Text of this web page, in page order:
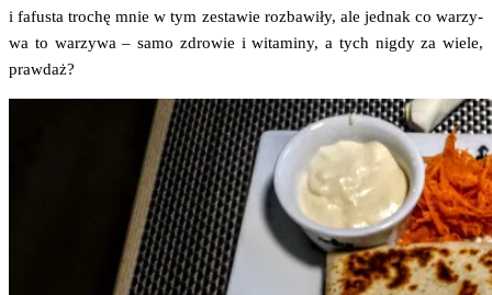
i fafu­sta tro­chę mnie w tym zesta­wie roz­ba­wi­ły, ale jed­nak co warzy­
wa to warzy­wa – samo zdro­wie i wita­mi­ny, a tych nigdy za wie­le,
prawdaż?